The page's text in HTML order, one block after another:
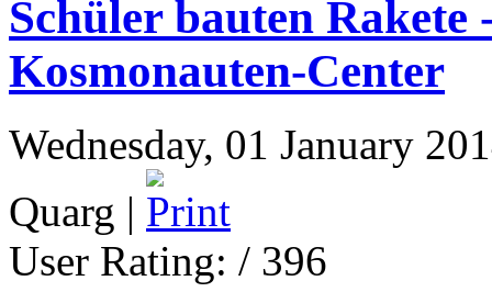
Schüler bauten Rakete
Kosmonauten-Center
Wednesday, 01 January
Quarg |
User Rating: / 396